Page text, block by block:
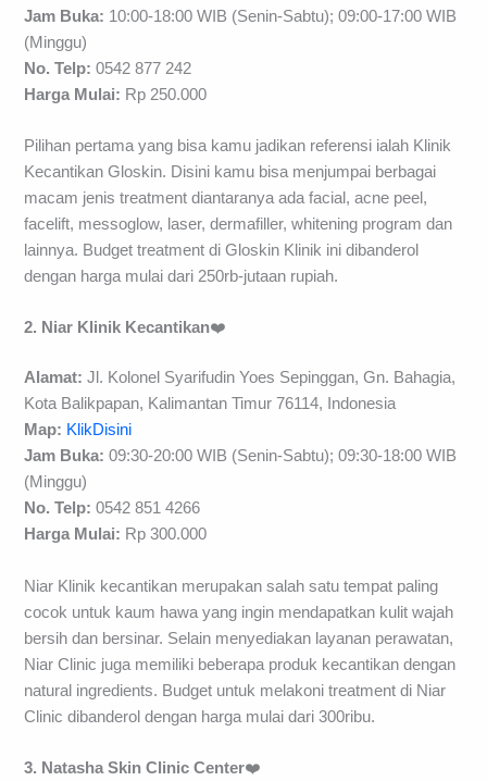
Jam Buka: 10:00-18:00 WIB (Senin-Sabtu); 09:00-17:00 WIB
(Minggu)
No. Telp: 0542 877 242
Harga Mulai: Rp 250.000
Pilihan pertama yang bisa kamu jadikan referensi ialah Klinik
Kecantikan Gloskin. Disini kamu bisa menjumpai berbagai
macam jenis treatment diantaranya ada facial, acne peel,
facelift, messoglow, laser, dermafiller, whitening program dan
lainnya. Budget treatment di Gloskin Klinik ini dibanderol
dengan harga mulai dari 250rb-jutaan rupiah.
2. Niar Klinik Kecantikan❤️
Alamat: Jl. Kolonel Syarifudin Yoes Sepinggan, Gn. Bahagia,
Kota Balikpapan, Kalimantan Timur 76114, Indonesia
Map: KlikDisini
Jam Buka: 09:30-20:00 WIB (Senin-Sabtu); 09:30-18:00 WIB
(Minggu)
No. Telp: 0542 851 4266
Harga Mulai: Rp 300.000
Niar Klinik kecantikan merupakan salah satu tempat paling
cocok untuk kaum hawa yang ingin mendapatkan kulit wajah
bersih dan bersinar. Selain menyediakan layanan perawatan,
Niar Clinic juga memiliki beberapa produk kecantikan dengan
natural ingredients. Budget untuk melakoni treatment di Niar
Clinic dibanderol dengan harga mulai dari 300ribu.
3. Natasha Skin Clinic Center❤️